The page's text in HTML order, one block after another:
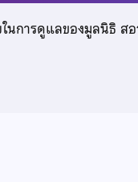
นการดูแลของมูลนิธิ ส